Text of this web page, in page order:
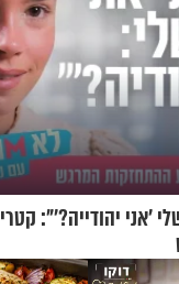
'אני יהודייה?'":